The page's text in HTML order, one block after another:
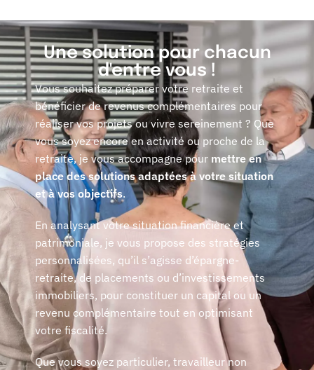
Une solution pour chacun
d'entre vous !
Vous souhaitez préparer votre retraite et
bénéficier de revenus complémentaires pour
réaliser vos projets ou vivre sereinement ? Que
vous soyez encore en activité ou proche de la
retraite, je vous accompagne pour mettre en
place des solutions adaptées à votre situation
et à vos objectifs.
En analysant votre situation financière et
patrimoniale, je vous propose des stratégies
personnalisées, qu’il s’agisse d’épargne-
retraite, de placements ou d’investissements
immobiliers, pour constituer un capital ou un
revenu complémentaire tout en optimisant
votre fiscalité.
Que vous soyez particulier, travailleur non